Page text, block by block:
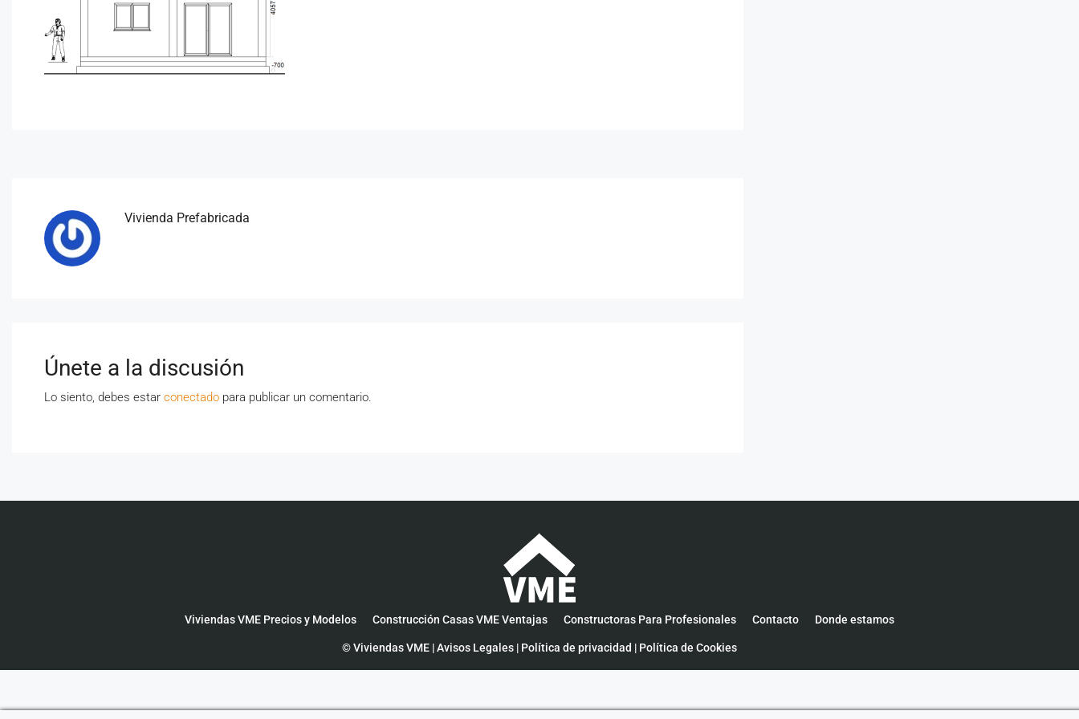
Vivienda Prefabricada
Únete a la discusión
Lo siento, debes estar conectado para publicar un comentario.
Viviendas VME Precios y Modelos Construcción Casas VME Ventajas Constructoras Para Profesionales Contacto Donde estamos
© Viviendas VME |Avisos Legales | Política de privacidad | Política de Cookies